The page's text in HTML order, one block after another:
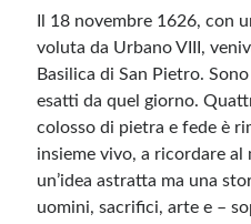
Categorie
Categorie
Questo blog non rappresenta una testata
senza alcuna periodicità. Non può
sensi della legge n· 62 del 7.03.2001.
pubblicato dai lettori nei commenti ai vari
ritenuti offensivi o lesivi dell’immagine o
Il 18 novembre 1626, con
voluta da Urbano VIII,
Basilica di San Pietro.
esatti da quel giorno.
colosso di pietra e fede è
insieme vivo, a ricordare al
un’idea astratta ma una
uomini, sacrifici, arte e –